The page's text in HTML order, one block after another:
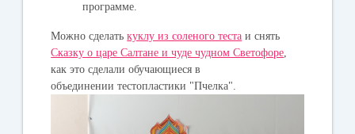
программе.
Можно сделатькуклу из соленого теста и снять
Сказку о царе Салтане и чуде чудном Светофоре,
как это сделали обучающиеся в
объединении тестопластики "Пчелка".